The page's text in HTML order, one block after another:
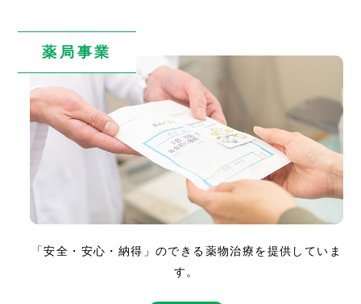
薬局事業
「安全・安心・納得」のできる薬物治療を提供していま
す。